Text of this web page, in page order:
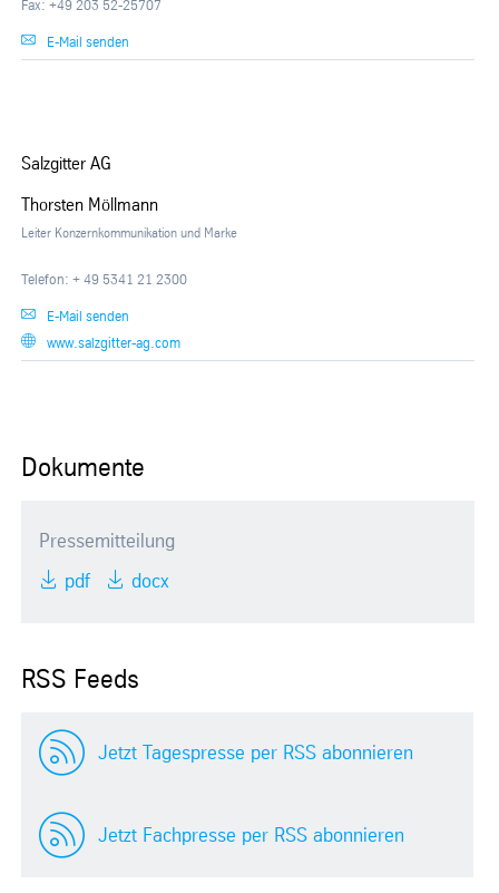
Fax: +49 203 52-25707
E-Mail senden
Salzgitter AG
Thorsten Möllmann
Leiter Konzernkommunikation und Marke
Telefon: + 49 5341 21 2300
E-Mail senden
www.salzgitter-ag.com
Dokumente
Pressemitteilung
pdf docx
RSS Feeds
Jetzt Tagespresse per RSS abonnieren
Jetzt Fachpresse per RSS abonnieren